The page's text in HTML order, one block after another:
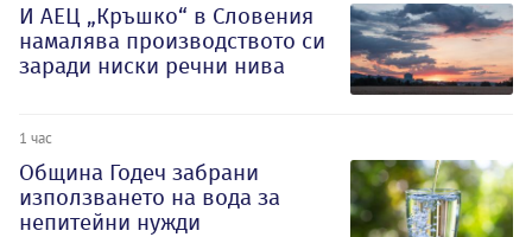
И АЕЦ „Кръшко“ в Словения
намалява производството си
заради ниски речни нива
1 час
Община Годеч забрани
използването на вода за
непитейни нужди